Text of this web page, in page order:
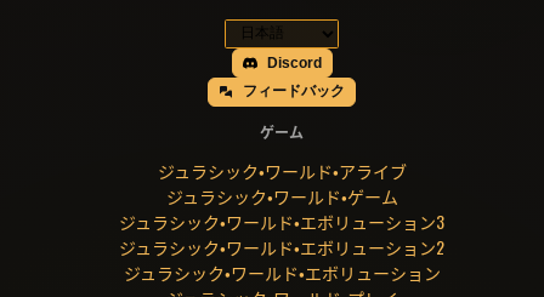
Discord
フィードバック
ゲーム
ジュラシック・ワールド・アライブ
ジュラシック・ワールド・ゲーム
ジュラシック・ワールド・エボリューション3
ジュラシック・ワールド・エボリューション2
ジュラシック・ワールド・エボリューション